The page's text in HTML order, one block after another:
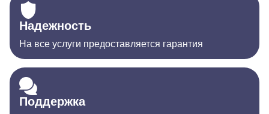
Надежность
На все услуги предоставляется гарантия
Поддержка